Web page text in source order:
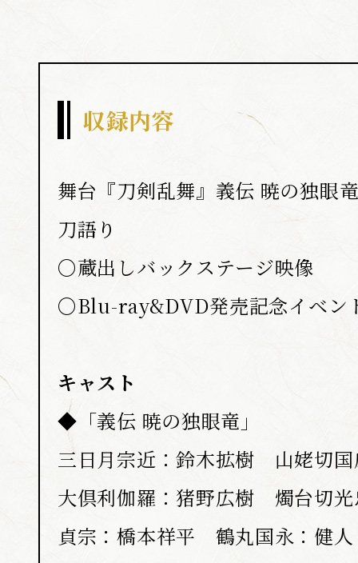
収録内容
舞台『刀剣乱舞』義伝 暁の独眼
刀語り
〇蔵出しバックステージ映像
〇Blu-ray&DVD発売記念イベン
キャスト
◆「義伝 暁の独眼竜」
三日月宗近：鈴木拡樹 山姥切
大倶利伽羅：猪野広樹 燭台切
貞宗：橋本祥平 鶴丸国永：健